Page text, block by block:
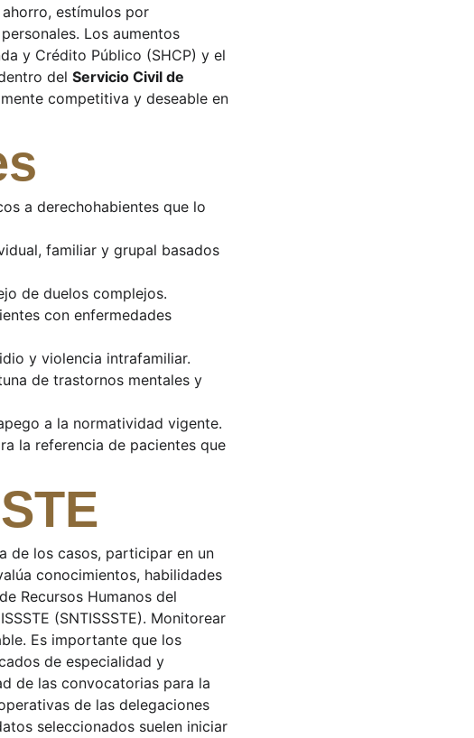
estímulos por
Los aumentos
y Crédito Público (SHCP) y el
del Servicio Civil de
competitiva y deseable en
a derechohabientes que lo
familiar y grupal basados
de duelos complejos.
con enfermedades
y violencia intrafamiliar.
de trastornos mentales y
a la normatividad vigente.
la referencia de pacientes que
de los casos, participar en un
conocimientos, habilidades
Recursos Humanos del
(SNTISSSTE). Monitorear
Es importante que los
de especialidad y
de las convocatorias para la
de las delegaciones
seleccionados suelen iniciar